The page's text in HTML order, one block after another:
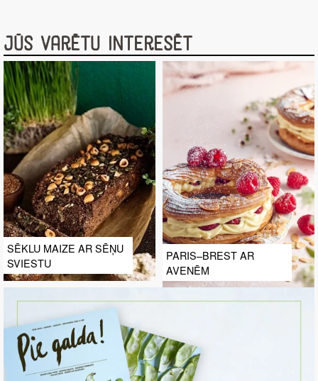
Jūs varētu interesēt
SĒKLU MAIZE AR SĒŅU
SVIESTU
PARIS–BREST AR
AVENĒM